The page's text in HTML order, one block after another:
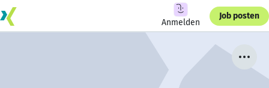
Anmelden
Job posten